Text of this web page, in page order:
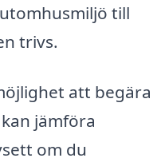
till
trivs.
att begära
jämföra
om du